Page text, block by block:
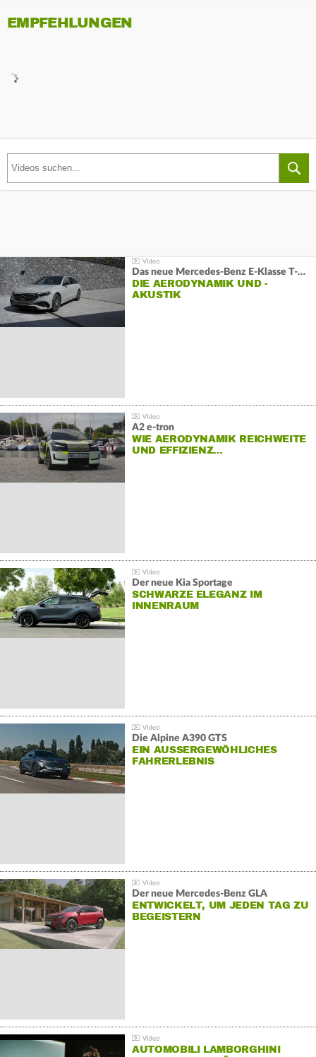
EMPFEHLUNGEN
Das neue Mercedes-Benz E-Klasse T-Modell
DIE AERODYNAMIK UND -
AKUSTIK
A2 e-tron
WIE AERODYNAMIK REICHWEITE
UND EFFIZIENZ…
Der neue Kia Sportage
SCHWARZE ELEGANZ IM
INNENRAUM
Die Alpine A390 GTS
EIN AUSSERGEWÖHLICHES F
AHRERLEBNIS
Der neue Mercedes-Benz GLA
ENTWICKELT, UM JEDEN TAG ZU
BEGEISTERN
AUTOMOBILI LAMBORGHINI